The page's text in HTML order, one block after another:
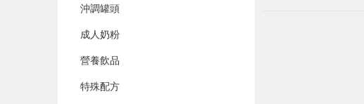
沖調罐頭
成人奶粉
營養飲品
特殊配方